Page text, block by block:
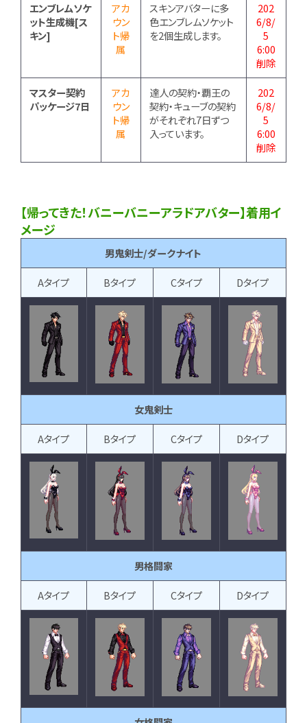
エンブレムソケ
ット生成機[ス
キン]
アカ
ウン
ト帰
属
スキンアバターに多
色エンブレムソケット
を2個生成します。
202
6/8/
5
6:00
削除
マスター契約
パッケージ7日
アカ
ウン
ト帰
属
達人の契約・覇王の
契約・キューブの契約
がそれぞれ7日ずつ
入っています。
202
6/8/
5
6:00
削除
【帰ってきた！バニーバニーアラドアバター】着用イ
メージ
男鬼剣士/ダークナイト
Aタイプ Bタイプ Cタイプ Dタイプ
女鬼剣士
Aタイプ Bタイプ Cタイプ Dタイプ
男格闘家
Aタイプ Bタイプ Cタイプ Dタイプ